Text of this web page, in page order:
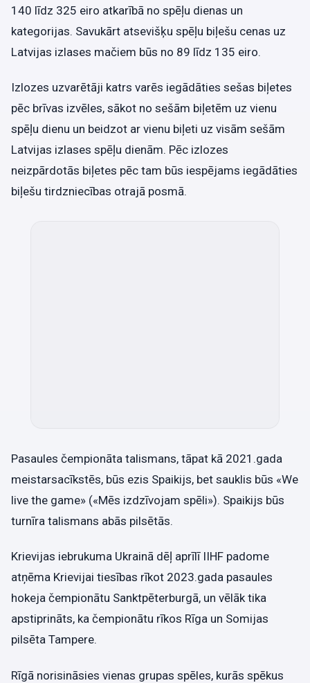
140 līdz 325 eiro atkarībā no spēļu dienas un
kategorijas. Savukārt atsevišķu spēļu biļešu cenas uz
Latvijas izlases mačiem būs no 89 līdz 135 eiro.
Izlozes uzvarētāji katrs varēs iegādāties sešas biļetes
pēc brīvas izvēles, sākot no sešām biļetēm uz vienu
spēļu dienu un beidzot ar vienu biļeti uz visām sešām
Latvijas izlases spēļu dienām. Pēc izlozes
neizpārdotās biļetes pēc tam būs iespējams iegādāties
biļešu tirdzniecības otrajā posmā.
Pasaules čempionāta talismans, tāpat kā 2021.gada
meistarsacīkstēs, būs ezis Spaikijs, bet sauklis būs «We
live the game» («Mēs izdzīvojam spēli»). Spaikijs būs
turnīra talismans abās pilsētās.
Krievijas iebrukuma Ukrainā dēļ aprīlī IIHF padome
atņēma Krievijai tiesības rīkot 2023.gada pasaules
hokeja čempionātu Sanktpēterburgā, un vēlāk tika
apstiprināts, ka čempionātu rīkos Rīga un Somijas
pilsēta Tampere.
Rīgā norisināsies vienas grupas spēles, kurās spēkus